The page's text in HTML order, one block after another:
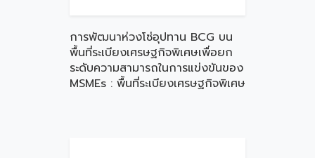
การพัฒนาห่วงโซ่อุปทาน BCG บน
พื้นที่ระเบียงเศรษฐกิจพิเศษเพื่อยก
ระดับความสามารถในการแข่งขันของ
MSMEs : พื้นที่ระเบียงเศรษฐกิจพิเศษ